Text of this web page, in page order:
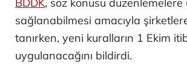
BDDK, söz konusu düzenlemelere
sağlanabilmesi amacıyla
tanırken, yeni kuralların 1 Ekim
uygulanacağını bildirdi.